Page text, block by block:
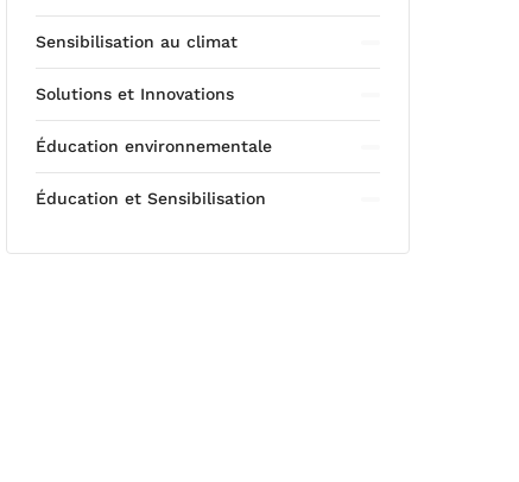
Sensibilisation au climat
Solutions et Innovations
Éducation environnementale
Éducation et Sensibilisation